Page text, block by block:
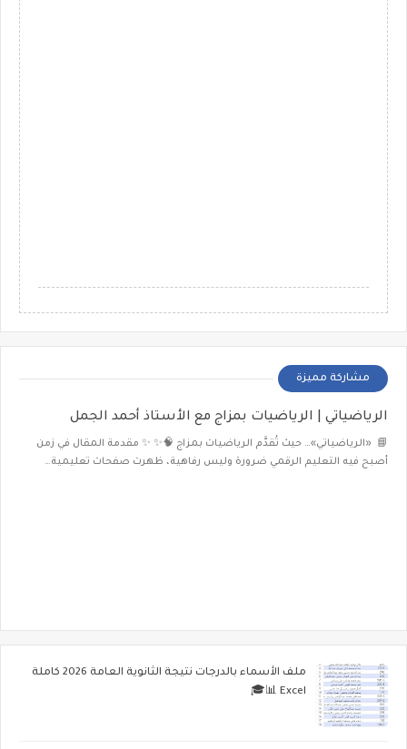
مشاركة مميزة
الرياضياتي | الرياضيات بمزاج مع الأستاذ أحمد الجمل
📘 «الرياضياتي»… حيث تُقدَّم الرياضيات بمزاج 🧠✨ ✨ مقدمة المقال في زمن
أصبح فيه التعليم الرقمي ضرورة وليس رفاهية، ظهرت صفحات تعليمية…
ملف الأسماء بالدرجات نتيجة الثانوية العامة 2026 كاملة
Excel 📊🎓